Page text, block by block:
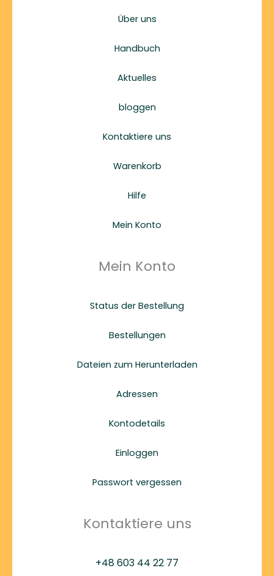
Über uns
Handbuch
Aktuelles
bloggen
Kontaktiere uns
Warenkorb
Hilfe
Mein Konto
Mein Konto
Status der Bestellung
Bestellungen
Dateien zum Herunterladen
Adressen
Kontodetails
Einloggen
Passwort vergessen
Kontaktiere uns
+48 603 44 22 77